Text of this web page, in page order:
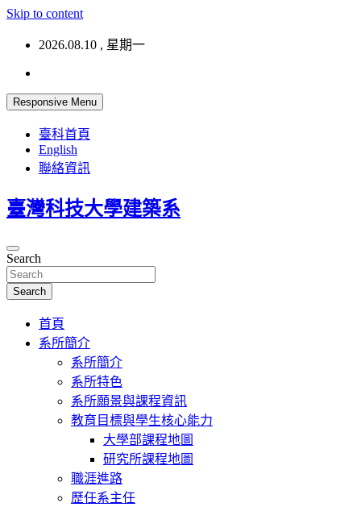
Skip to content
2026.08.10 , 星期一
Responsive Menu
臺科首頁
English
聯絡資訊
臺灣科技大學建築系
Search
Search
首頁
系所簡介
系所簡介
系所特色
系所願景與課程資訊
教育目標與學生核心能力
大學部課程地圖
研究所課程地圖
職涯進路
歷任系主任